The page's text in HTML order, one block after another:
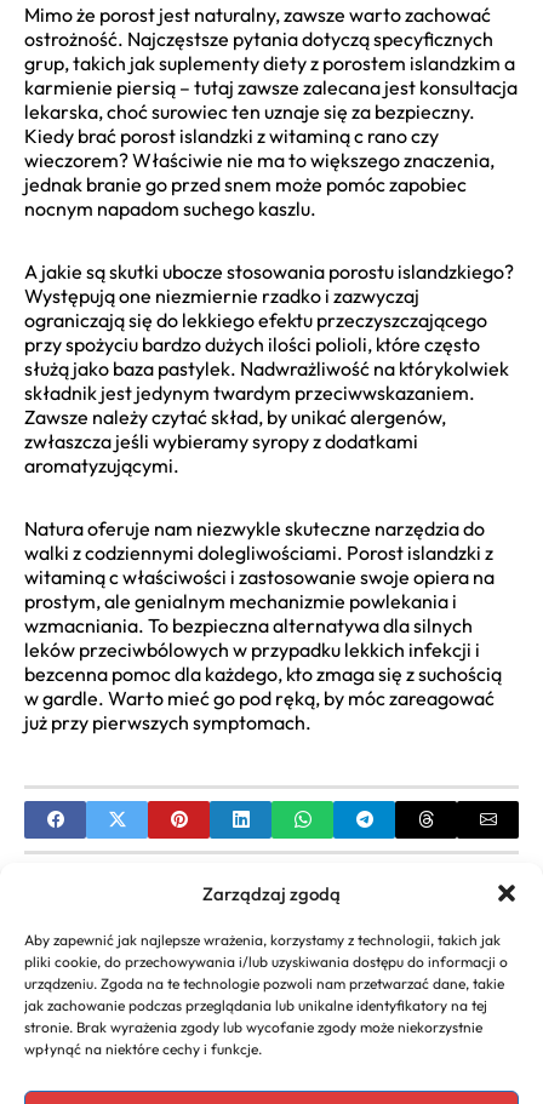
Zarządzaj zgodą
Aby zapewnić jak najlepsze wrażenia, korzystamy z technologii, takich jak
pliki cookie, do przechowywania i/lub uzyskiwania dostępu do informacji o
urządzeniu. Zgoda na te technologie pozwoli nam przetwarzać dane, takie
jak zachowanie podczas przeglądania lub unikalne identyfikatory na tej
stronie. Brak wyrażenia zgody lub wycofanie zgody może niekorzystnie
wpłynąć na niektóre cechy i funkcje.
Mimo że porost jest naturalny, zawsze warto zachować
ostrożność. Najczęstsze pytania dotyczą specyficznych
grup, takich jak suplementy diety z porostem islandzkim a
karmienie piersią – tutaj zawsze zalecana jest konsultacja
lekarska, choć surowiec ten uznaje się za bezpieczny.
Kiedy brać porost islandzki z witaminą c rano czy
wieczorem? Właściwie nie ma to większego znaczenia,
jednak branie go przed snem może pomóc zapobiec
nocnym napadom suchego kaszlu.
A jakie są skutki ubocze stosowania porostu islandzkiego?
Występują one niezmiernie rzadko i zazwyczaj
ograniczają się do lekkiego efektu przeczyszczającego
przy spożyciu bardzo dużych ilości polioli, które często
służą jako baza pastylek. Nadwrażliwość na którykolwiek
składnik jest jedynym twardym przeciwwskazaniem.
Zawsze należy czytać skład, by unikać alergenów,
zwłaszcza jeśli wybieramy syropy z dodatkami
aromatyzującymi.
Natura oferuje nam niezwykle skuteczne narzędzia do
walki z codziennymi dolegliwościami. Porost islandzki z
witaminą c właściwości i zastosowanie swoje opiera na
prostym, ale genialnym mechanizmie powlekania i
wzmacniania. To bezpieczna alternatywa dla silnych
leków przeciwbólowych w przypadku lekkich infekcji i
bezcenna pomoc dla każdego, kto zmaga się z suchością
w gardle. Warto mieć go pod ręką, by móc zareagować
już przy pierwszych symptomach.
Jakie są najlepsze witaminy dla królików do
wody? Sprawdź!
Dawkowanie i właściwości: Podkowa witamina D3